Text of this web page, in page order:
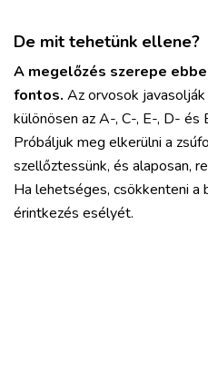
De mit tehetünk ellene?
A megelőzés szerepe
fontos. Az orvosok
különösen az A-, C-, E-, D-
Próbáljuk meg elkerülni a
szellőztessünk, és alaposan,
Ha lehetséges, csökkenteni
érintkezés esélyét.